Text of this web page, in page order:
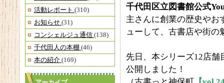
活動レポート (310)
お知らせ (31)
コンシェルジュ通信 (138)
千代田人の本棚 (46)
本の紹介 (169)
千代田区立図書館公式
主さんに創業の歴史やお
ューして、古書店や街の
先日、本シリーズ12店舗
公開しました！